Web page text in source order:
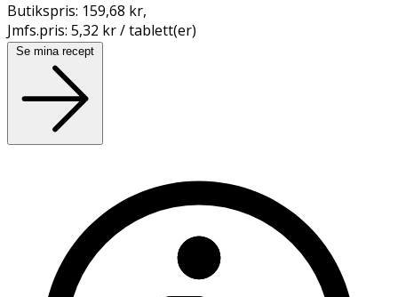
Butikspris: 159,68 kr,
Jmfs.pris: 5,32 kr / tablett(er)
Se mina recept